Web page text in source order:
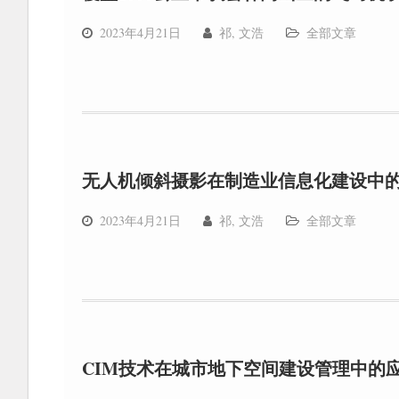
2023年4月21日 祁, 文浩 全部文章
无人机倾斜摄影在制造业信息化建设中
2023年4月21日 祁, 文浩 全部文章
CIM技术在城市地下空间建设管理中的